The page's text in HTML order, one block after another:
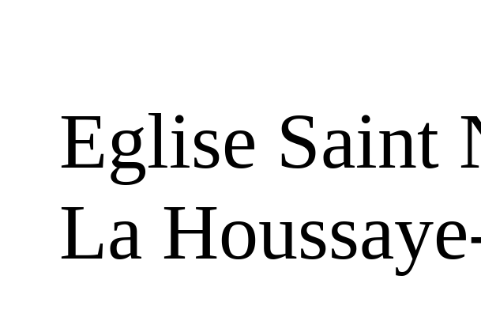
Eglise Saint
La